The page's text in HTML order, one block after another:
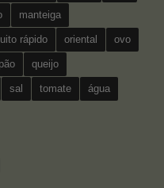
manteiga
rápido oriental ovo
pão queijo
sal tomate água